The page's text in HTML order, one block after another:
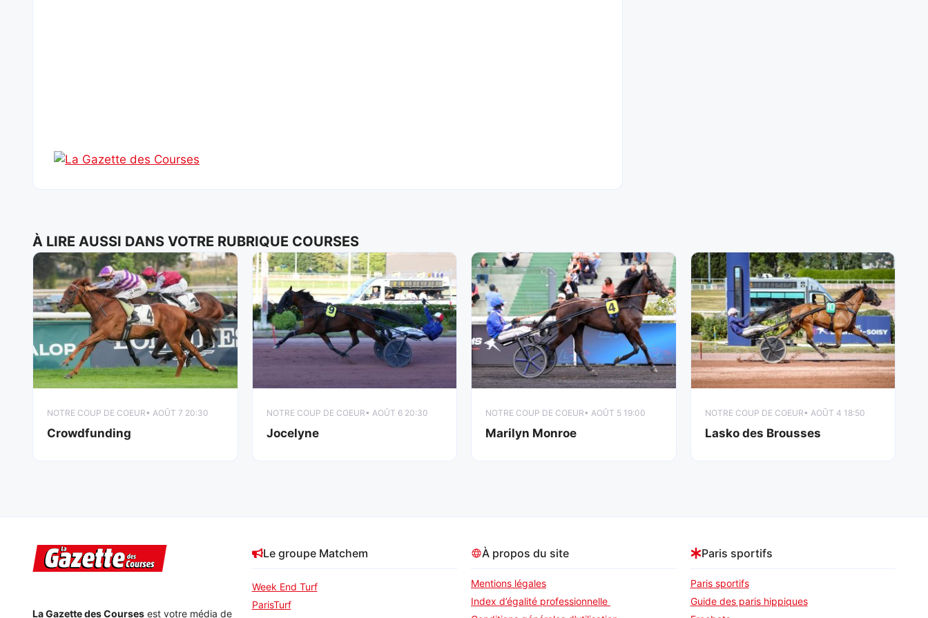
À LIRE AUSSI DANS VOTRE RUBRIQUE COURSES
NOTRE COUP DE COEUR• AOÛT 7 20:30
Crowdfunding
NOTRE COUP DE COEUR• AOÛT 6 20:30
Jocelyne
NOTRE COUP DE COEUR• AOÛT 5 19:00
Marilyn Monroe
NOTRE COUP DE COEUR• AOÛT 4 18:50
Lasko des Brousses
La Gazette des Courses est votre média de
Le groupe Matchem
Week End Turf
ParisTurf
À propos du site
Mentions légales
Index d’égalité professionnelle
Paris sportifs
Paris sportifs
Guide des paris hippiques